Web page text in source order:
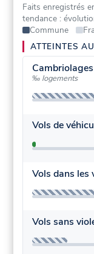
Faits enregistrés
tendance :
Commune
ATTEINTES
Cambriolages
‰ logements
Vols de
Vols dans les
Vols sans